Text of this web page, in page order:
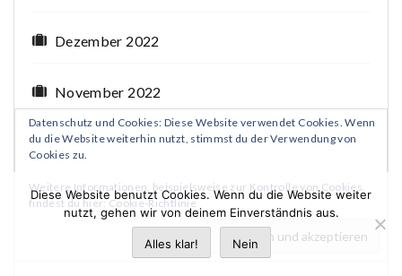
Dezember 2022
November 2022
Oktober 2022
September 2022
Datenschutz und Cookies: Diese Website verwendet Cookies. Wenn
du die Website weiterhin nutzt, stimmst du der Verwendung von
Cookies zu.
Weitere Informationen, beispielsweise zur Kontrolle von Cookies,
findest du hier:Cookie-Richtlinie
Diese Website benutzt Cookies. Wenn du die Website weiter
nutzt, gehen wir von deinem Einverständnis aus.
Alles klar! Nein